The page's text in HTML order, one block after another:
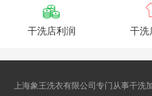

干洗店利润 干洗
上海象王洗衣有限公司专门从事干